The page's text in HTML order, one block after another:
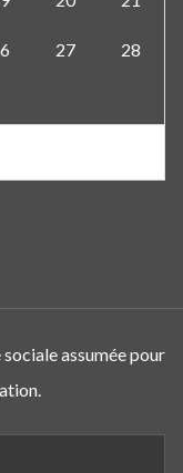
27 28
assumée pour